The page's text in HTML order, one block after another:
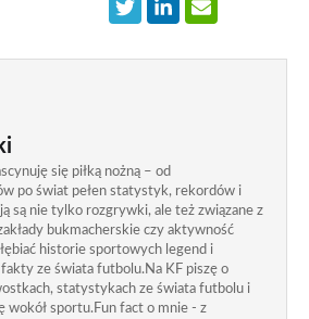
się piłką nożną – od
po świat pełen statystyk, rekordów i
są nie tylko rozgrywki, ale też związane z
bukmacherskie czy aktywność
historie sportowych legend i
ze świata futbolu.Na KF piszę o
statystykach ze świata futbolu i
wokół sportu.Fun fact o mnie - z